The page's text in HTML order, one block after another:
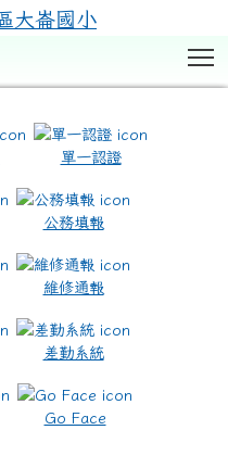
單一認證
公務填報
維修通報
差勤系統
Go Face